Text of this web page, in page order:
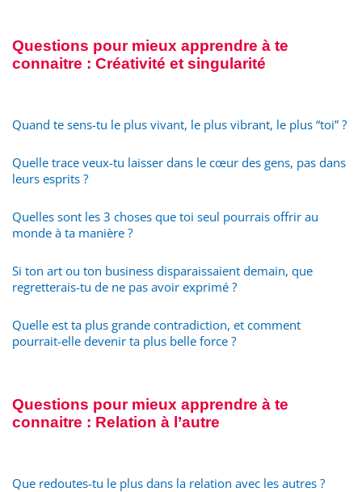
Questions pour mieux apprendre à te
connaitre : Créativité et singularité
Quand te sens-tu le plus vivant, le plus vibrant, le plus “toi” ?
Quelle trace veux-tu laisser dans le cœur des gens, pas dans
leurs esprits ?
Quelles sont les 3 choses que toi seul pourrais offrir au
monde à ta manière ?
Si ton art ou ton business disparaissaient demain, que
regretterais-tu de ne pas avoir exprimé ?
Quelle est ta plus grande contradiction, et comment
pourrait-elle devenir ta plus belle force ?
Questions pour mieux apprendre à te
connaitre : Relation à l’autre
Que redoutes-tu le plus dans la relation avec les autres ?